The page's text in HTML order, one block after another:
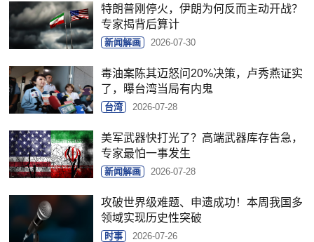
特朗普刚停火，伊朗为何反而主动开战？
专家揭背后算计
新闻解画 2026-07-30
毒油案陈其迈怒问20%决策，卢秀燕证实
了，曝台湾当局有内鬼
台湾 2026-07-28
美军武器快打光了？高端武器库存告急，
专家最怕一事发生
新闻解画 2026-07-28
攻破世界级难题、申遗成功！本周我国多
领域实现历史性突破
时事 2026-07-26